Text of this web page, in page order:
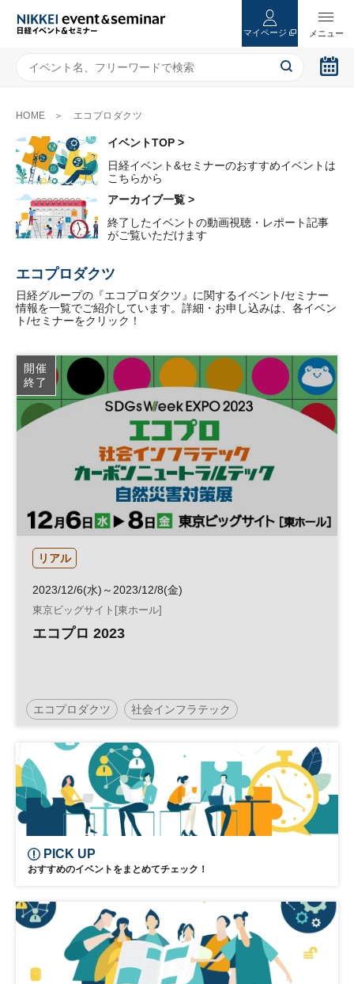
マイページ
HOME エコプロダクツ
イベントTOP >
日経イベント&セミナーのおすすめイベントは
こちらから
アーカイブ一覧 >
終了したイベントの動画視聴・レポート記事
がご覧いただけます
エコプロダクツ
日経グループの『エコプロダクツ』に関するイベント/セミナー
情報を一覧でご紹介しています。詳細・お申し込みは、各イベン
ト/セミナーをクリック！
開催
終了
リアル
2023/12/6(水)～2023/12/8(金)
東京ビッグサイト[東ホール]
エコプロ 2023
エコプロダクツ 社会インフラテック
SDGs Week EXPO サステナビリティ
地球環境 脱炭素 カーボンニュートラル
持続可能社会 地方創生 環境 サステナブル
SDGs
PICK UP
おすすめのイベントをまとめてチェック！